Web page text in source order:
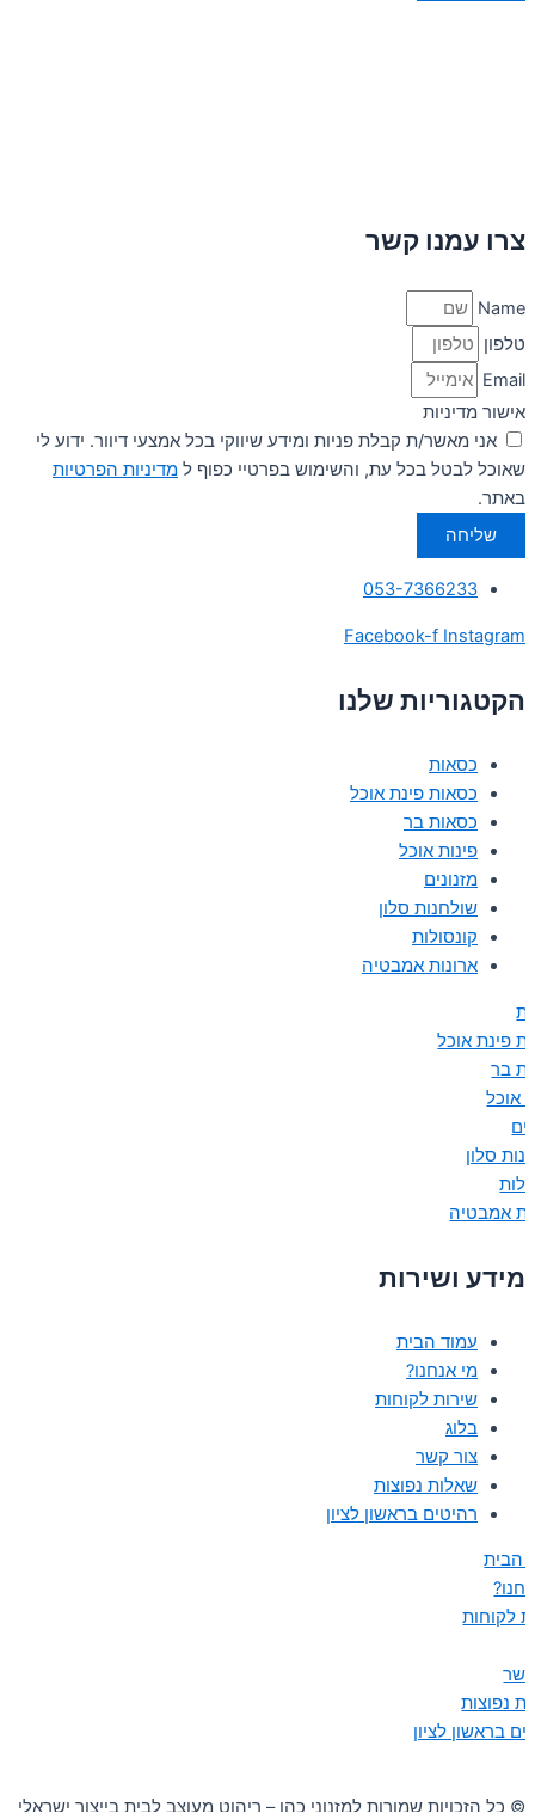
צרו עמנו קשר
Name
טלפון
Email
אישור מדיניות
אני מאשר/ת קבלת פניות ומידע שיווקי בכל אמצעי דיוור. ידוע לי
שאוכל לבטל בכל עת, והשימוש בפרטיי כפוף ל מדיניות הפרטיות
באתר.
שליחה
053-7366233
Facebook-f Instagram
הקטגוריות שלנו
כסאות
כסאות פינת אוכל
כסאות בר
פינות אוכל
מזנונים
שולחנות סלון
קונסולות
ארונות אמבטיה
פינת אוכל
בר
אוכל
סלון
אמבטיה
מידע ושירות
עמוד הבית
מי אנחנו?
שירות לקוחות
בלוג
צור קשר
שאלות נפוצות
רהיטים בראשון לציון
הבית
לקוחות
נפוצות
בראשון לציון
© כל הזכויות שמורות למזנוני כהן – ריהוט מעוצב לבית בייצור ישראלי